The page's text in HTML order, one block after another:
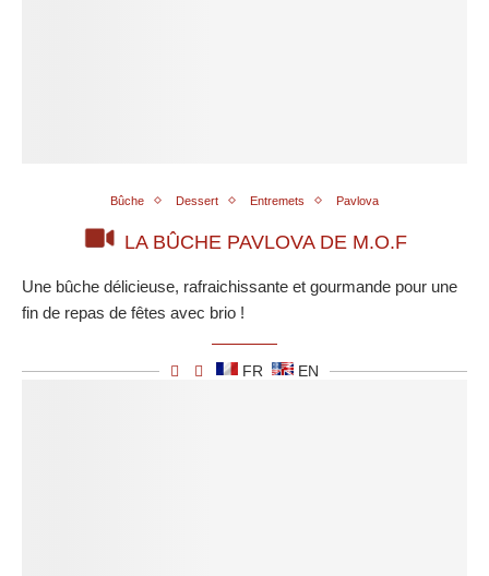
Bûche Dessert Entremets Pavlova
LA BÛCHE PAVLOVA DE M.O.F
Une bûche délicieuse, rafraichissante et gourmande pour une
fin de repas de fêtes avec brio !
FR EN